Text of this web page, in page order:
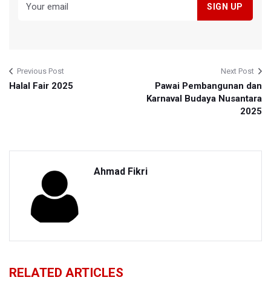
Previous Post
Halal Fair 2025
Next Post
Pawai Pembangunan dan
Karnaval Budaya Nusantara
2025
Ahmad Fikri
RELATED ARTICLES